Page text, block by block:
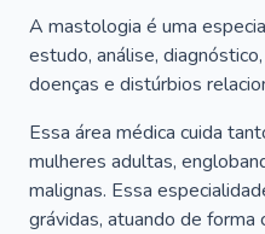
A mastologia é uma
estudo, análise,
doenças e distúrbios
Essa área médica cuida
mulheres adultas,
malignas. Essa
grávidas, atuando de